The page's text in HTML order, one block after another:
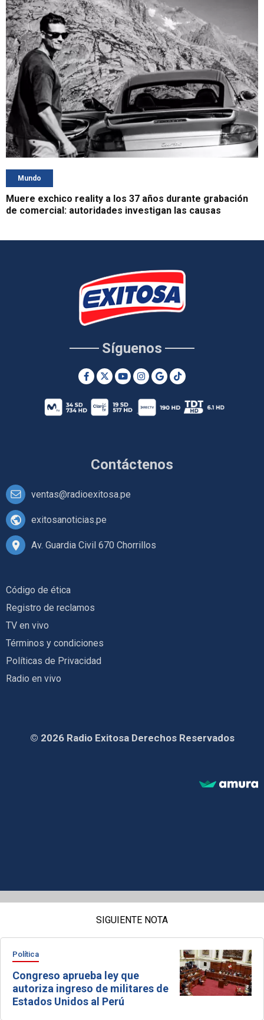
Mundo
Muere exchico reality a los 37 años durante grabación
de comercial: autoridades investigan las causas
Contáctenos
ventas@radioexitosa.pe
exitosanoticias.pe
Av. Guardia Civil 670 Chorrillos
Síguenos
Código de ética
Registro de reclamos
TV en vivo
Términos y condiciones
Políticas de Privacidad
Radio en vivo
© 2026 Radio Exitosa Derechos Reservados
SIGUIENTE NOTA
Política
Congreso aprueba ley que
autoriza ingreso de militares de
Estados Unidos al Perú